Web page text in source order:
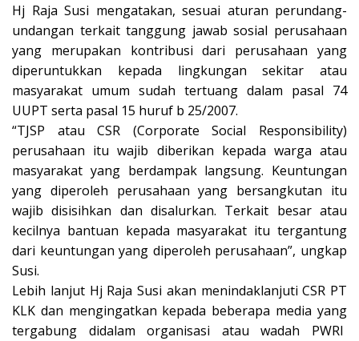
Hj Raja Susi mengatakan, sesuai aturan perundang-
undangan terkait tanggung jawab sosial perusahaan
yang merupakan kontribusi dari perusahaan yang
diperuntukkan kepada lingkungan sekitar atau
masyarakat umum sudah tertuang dalam pasal 74
UUPT serta pasal 15 huruf b 25/2007.
“TJSP atau CSR (Corporate Social Responsibility)
perusahaan itu wajib diberikan kepada warga atau
masyarakat yang berdampak langsung. Keuntungan
yang diperoleh perusahaan yang bersangkutan itu
wajib disisihkan dan disalurkan. Terkait besar atau
kecilnya bantuan kepada masyarakat itu tergantung
dari keuntungan yang diperoleh perusahaan”, ungkap
Susi.
Lebih lanjut Hj Raja Susi akan menindaklanjuti CSR PT
KLK dan mengingatkan kepada beberapa media yang
tergabung didalam organisasi atau wadah PWRI